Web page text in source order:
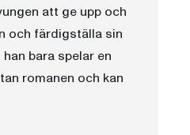
att ge upp och
och färdigställa sin
bara spelar en
romanen och kan